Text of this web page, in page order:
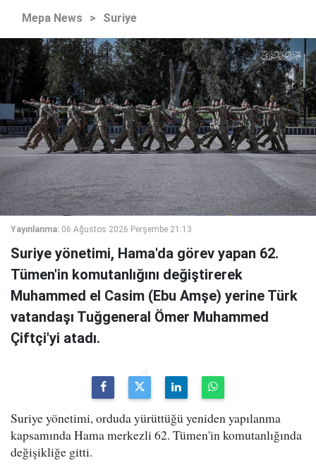
Mepa News > Suriye
Yayınlanma: 06 Ağustos 2026 Perşembe 21:13
Suriye yönetimi, Hama'da görev yapan 62.
Tümen'in komutanlığını değiştirerek
Muhammed el Casim (Ebu Amşe) yerine Türk
vatandaşı Tuğgeneral Ömer Muhammed
Çiftçi'yi atadı.
Suriye yönetimi, orduda yürüttüğü yeniden yapılanma
kapsamında Hama merkezli 62. Tümen'in komutanlığında
değişikliğe gitti.